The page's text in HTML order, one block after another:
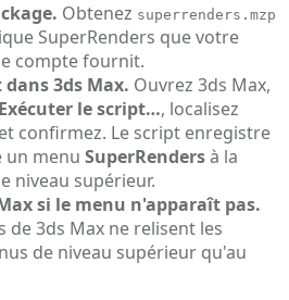
Obtenez superrenders.mzp
SuperRenders que votre
compte fournit.
3ds Max. Ouvrez 3ds Max,
le script…, localisez
et confirmez. Le script enregistre
un menu SuperRendersà la
niveau supérieur.
si le menu n'apparaît pas.
de 3ds Max ne relisent les
de niveau supérieur qu'au